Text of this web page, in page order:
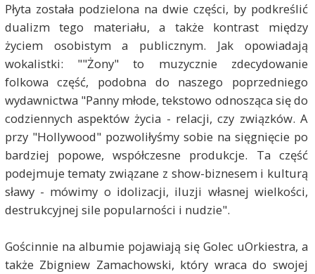
Płyta została podzielona na dwie części, by podkreślić
dualizm tego materiału, a także kontrast między
życiem osobistym a publicznym. Jak opowiadają
wokalistki: ""Żony" to muzycznie zdecydowanie
folkowa część, podobna do naszego poprzedniego
wydawnictwa "Panny młode, tekstowo odnosząca się do
codziennych aspektów życia - relacji, czy związków. A
przy "Hollywood" pozwoliłyśmy sobie na sięgnięcie po
bardziej popowe, współczesne produkcje. Ta część
podejmuje tematy związane z show-biznesem i kulturą
sławy - mówimy o idolizacji, iluzji własnej wielkości,
destrukcyjnej sile popularności i nudzie".
Gościnnie na albumie pojawiają się Golec uOrkiestra, a
także Zbigniew Zamachowski, który wraca do swojej